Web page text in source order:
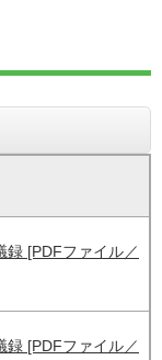
録 [PDFファイル／
録 [PDFファイル／